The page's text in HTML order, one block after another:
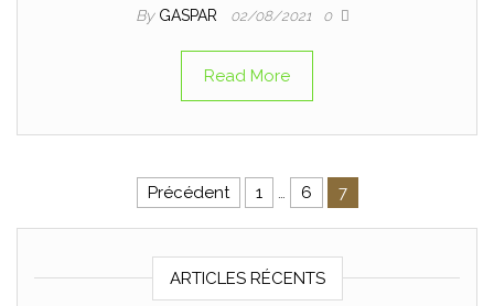
By GASPAR 02/08/2021 0
Read More
Précédent 1 … 6 7
ARTICLES RÉCENTS